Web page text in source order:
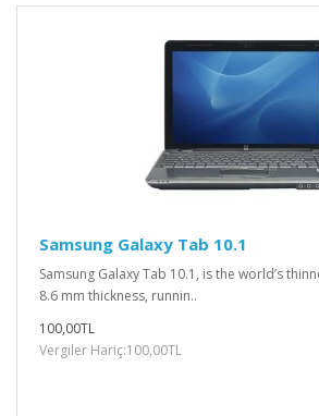
Samsung Galaxy Tab 10.1
Samsung Galaxy Tab 10.1, is the world’s
8.6 mm thickness, runnin..
100,00TL
Vergiler Hariç:100,00TL